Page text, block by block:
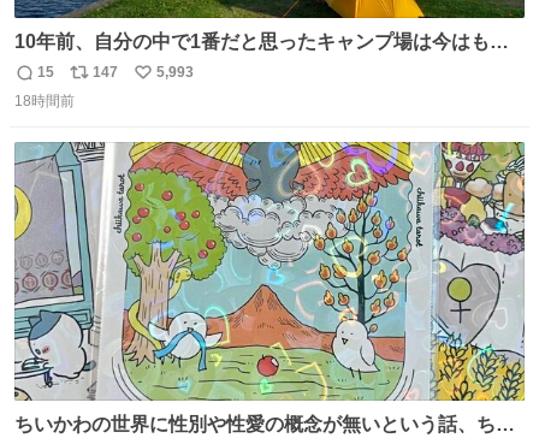
10年前、自分の中で1番だと思ったキャンプ場は今はもう
ない
返
信
15
リ
ポ
ト
数
147
い
数
5,993
18時間前
ちいかわの世界に性別や性愛の概念が無いという話、ちい